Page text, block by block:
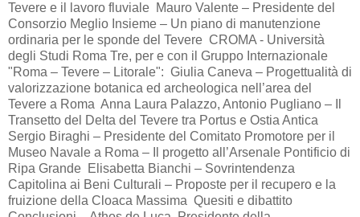
Tevere e il lavoro fluviale Mauro Valente – Presidente del
Consorzio Meglio Insieme – Un piano di manutenzione
ordinaria per le sponde del Tevere CROMA - Università
degli Studi Roma Tre, per e con il Gruppo Internazionale
"Roma – Tevere – Litorale": Giulia Caneva – Progettualità di
valorizzazione botanica ed archeologica nell’area del
Tevere a Roma Anna Laura Palazzo, Antonio Pugliano – Il
Transetto del Delta del Tevere tra Portus e Ostia Antica
Sergio Biraghi – Presidente del Comitato Promotore per il
Museo Navale a Roma – Il progetto all’Arsenale Pontificio di
Ripa Grande Elisabetta Bianchi – Sovrintendenza
Capitolina ai Beni Culturali – Proposte per il recupero e la
fruizione della Cloaca Massima Quesiti e dibattito